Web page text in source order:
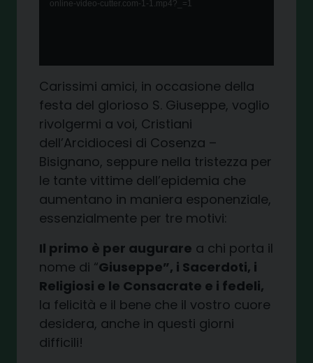
online-video-cutter.com-1-1.mp4?_=1
Carissimi amici, in occasione della
festa del glorioso S. Giuseppe, voglio
rivolgermi a voi, Cristiani
dell’Arcidiocesi di Cosenza –
Bisignano, seppure nella tristezza per
le tante vittime dell’epidemia che
aumentano in maniera esponenziale,
essenzialmente per tre motivi:
Il primo è per augurare a chi porta il
nome di “Giuseppe”, i Sacerdoti, i
Religiosi e le Consacrate e i fedeli,
la felicità e il bene che il vostro cuore
desidera, anche in questi giorni
difficili!